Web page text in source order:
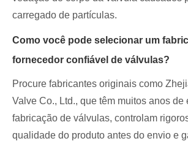
carregado de partículas.
Como você pode selecionar um
fornecedor confiável de válvulas?
Procure fabricantes originais como
Valve Co., Ltd., que têm muitos anos de
fabricação de válvulas, controlam
qualidade do produto antes do envio e